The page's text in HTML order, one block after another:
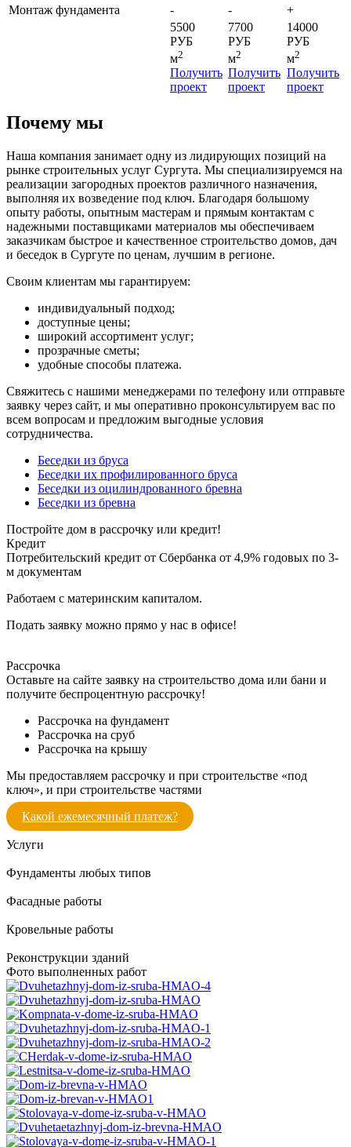
Монтаж фундамента
- -
+
5500
РУБ
м2
Получить
проект
7700
РУБ
м2
Получить
проект
14000
РУБ
м2
Получить
проект
Почему мы
Наша компания занимает одну из лидирующих позиций на
рынке строительных услуг Сургута. Мы специализируемся на
реализации загородных проектов различного назначения,
выполняя их возведение под ключ. Благодаря большому
опыту работы, опытным мастерам и прямым контактам с
надежными поставщиками материалов мы обеспечиваем
заказчикам быстрое и качественное строительство домов, дач
и беседок в Сургуте по ценам, лучшим в регионе.
Своим клиентам мы гарантируем:
индивидуальный подход;
доступные цены;
широкий ассортимент услуг;
прозрачные сметы;
удобные способы платежа.
Свяжитесь с нашими менеджерами по телефону или отправьте
заявку через сайт, и мы оперативно проконсультируем вас по
всем вопросам и предложим выгодные условия
сотрудничества.
Беседки из бруса
Беседки их профилированного бруса
Беседки из оцилиндрованного бревна
Беседки из бревна
Постройте дом в рассрочку или кредит!
Кредит
Потребительский кредит от Сбербанка от 4,9% годовых по 3-
м документам
Работаем с материнским капиталом.
Подать заявку можно прямо у нас в офисе!
Рассрочка
Оставьте на сайте заявку на строительство дома или бани и
получите беспроцентную рассрочку!
Рассрочка на фундамент
Рассрочка на сруб
Рассрочка на крышу
Мы предоставляем рассрочку и при строительстве «под
ключ», и при строительстве частями
Какой ежемесячный платеж?
Услуги
Фундаменты любых типов
Фасадные работы
Кровельные работы
Реконструкции зданий
Фото выполненных работ